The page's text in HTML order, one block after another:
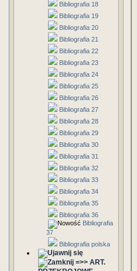
Bibliografia 18
Bibliografia 19
Bibliografia 20
Bibliografia 21
Bibliografia 22
Bibliografia 23
Bibliografia 24
Bibliografia 25
Bibliografia 26
Bibliografia 27
Bibliografia 28
Bibliografia 29
Bibliografia 30
Bibliografia 31
Bibliografia 32
Bibliografia 33
Bibliografia 34
Bibliografia 35
Bibliografia 36
Bibliografia
37
Bibliografia polska
=>> ART.